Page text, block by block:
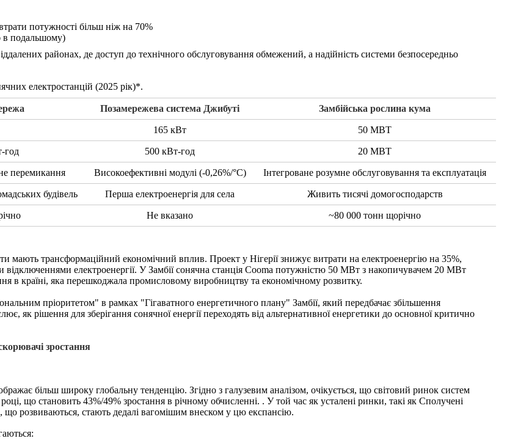
потужності більш ніж на 70%
в подальшому)
районах, де доступ до технічного обслуговування обмежений, а надійність системи безпосередньо
електростанцій (2025 рік)*.
Позамережева система Джибуті Замбійська рослина кума
165 кВт 50 МВТ
год 500 кВт-год 20 МВТ
перемикання Високоефективні модулі (-0,26%/°C) Інтегроване розумне обслуговування та експлуатація
будівель Перша електроенергія для села Живить тисячі домогосподарств
Не вказано ~80 000 тонн щорічно
мають трансформаційний економічний вплив. Проект у Нігерії знижує витрати на електроенергію на 35%,
відключеннями електроенергії. У Замбії сонячна станція Cooma потужністю 50 МВт з накопичувачем 20 МВт
в країні, яка перешкоджала промисловому виробництву та економічному розвитку.
пріоритетом" в рамках "Гігаватного енергетичного плану" Замбії, який передбачає збільшення
як рішення для зберігання сонячної енергії переходять від альтернативної енергетики до основної критично
зростання
більш широку глобальну тенденцію. Згідно з галузевим аналізом, очікується, що світовий ринок систем
що становить 43%/49% зростання в річному обчисленні. . У той час як усталені ринки, такі як Сполучені
розвиваються, стають дедалі вагомішим внеском у цю експансію.